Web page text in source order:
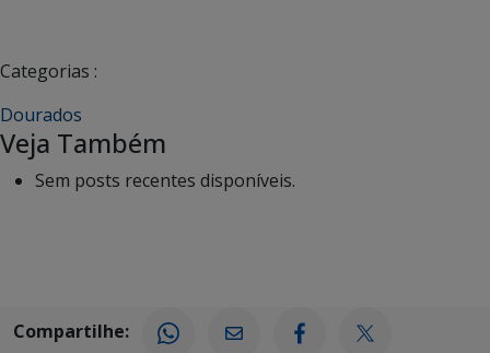
Categorias :
Dourados
Veja Também
Sem posts recentes disponíveis.
Compartilhe: